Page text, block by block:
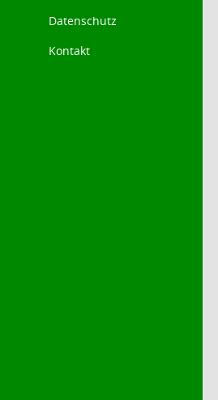
Datenschutz
Kontakt